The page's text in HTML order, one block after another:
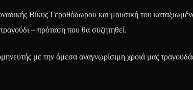
Βίκυς Γεροθόδωρου και μουσική του
– πρόταση που θα συζητηθεί.
με την άμεσα αναγνωρίσιμη χροιά μας